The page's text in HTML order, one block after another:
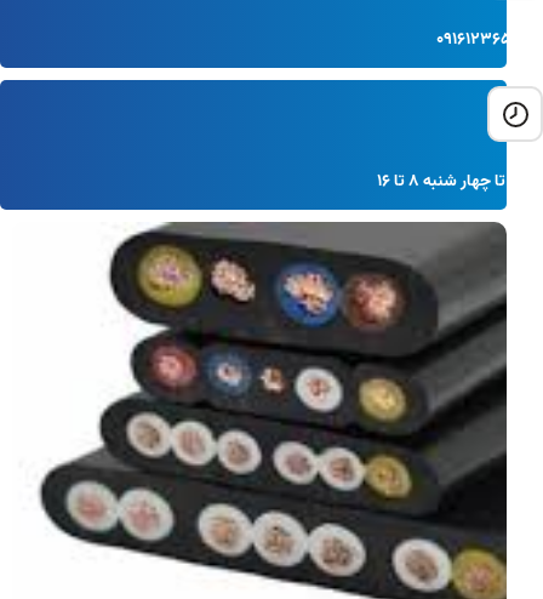
091612365478
شنبه تا چهار شنبه 8 تا 16